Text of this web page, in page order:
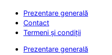
Prezentare generală
Contact
Termeni și condiții
Prezentare generală